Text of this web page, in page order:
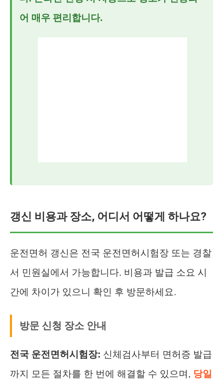
어 매우 편리합니다.
갱신 비용과 장소, 어디서 어떻게 하나요?
운전면허 갱신은 전국 운전면허시험장 또는 경찰
서 민원실에서 가능합니다. 비용과 발급 소요 시
간에 차이가 있으니 확인 후 방문하세요.
방문 신청 장소 안내
전국 운전면허시험장: 신체검사부터 면허증 발급
까지 모든 절차를 한 번에 해결할 수 있으며, 당일